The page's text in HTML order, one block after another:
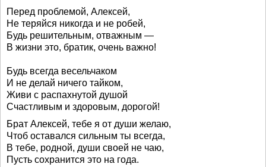
Перед проблемой, Алексей,
Не теряйся никогда и не робей,
Будь решительным, отважным —
В жизни это, братик, очень важно!
Будь всегда весельчаком
И не делай ничего тайком,
Живи с распахнутой душой
Счастливым и здоровым, дорогой!
Брат Алексей, тебе я от души желаю,
Чтоб оставался сильным ты всегда,
В тебе, родной, души своей не чаю,
Пусть сохранится это на года.